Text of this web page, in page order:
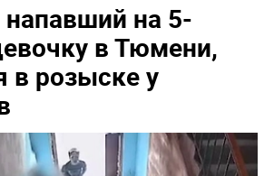
на 5-
в Тюмени,
в розыске у